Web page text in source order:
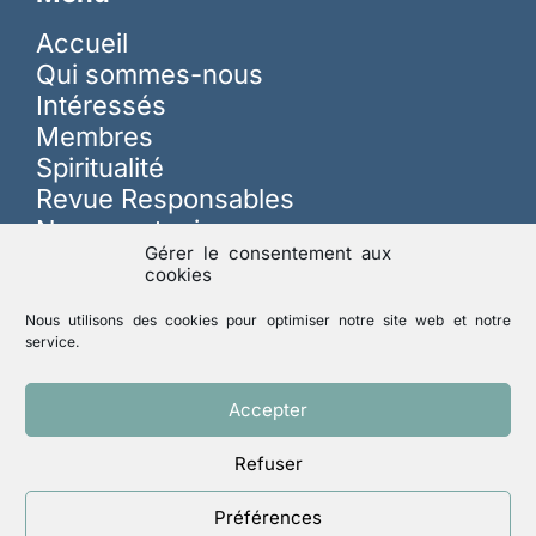
Gérer le consentement aux
cookies
Nous utilisons des cookies pour optimiser notre site web et notre
service.
Accepter
Refuser
Préférences
Accueil
Qui sommes-nous
Intéressés
Membres
Spiritualité
Revue Responsables
Nous soutenir
Lutte contre les abus
Mentions légales
Politique de confidentialité